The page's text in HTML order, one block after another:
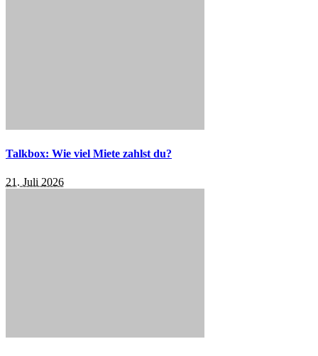
Talkbox: Wie viel Miete zahlst du?
21. Juli 2026